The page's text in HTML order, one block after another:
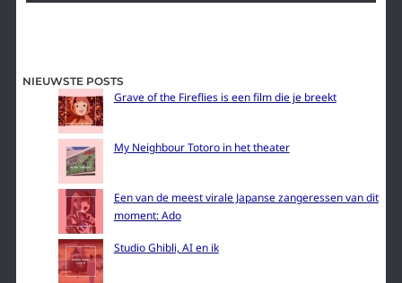
NIEUWSTE POSTS
Grave of the Fireflies is een film die je breekt
My Neighbour Totoro in het theater
Een van de meest virale Japanse zangeressen van dit
moment: Ado
Studio Ghibli, AI en ik